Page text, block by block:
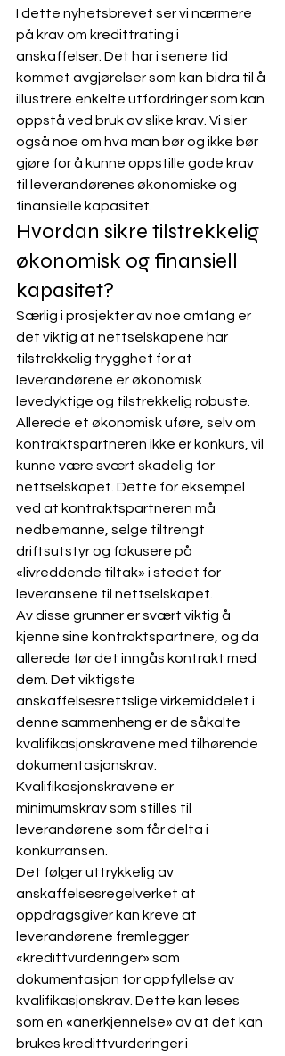
I dette nyhetsbrevet ser vi nærmere
på krav om kredittrating i
anskaffelser. Det har i senere tid
kommet avgjørelser som kan bidra til å
illustrere enkelte utfordringer som kan
oppstå ved bruk av slike krav. Vi sier
også noe om hva man bør og ikke bør
gjøre for å kunne oppstille gode krav
til leverandørenes økonomiske og
finansielle kapasitet.
Hvordan sikre tilstrekkelig
økonomisk og finansiell
kapasitet?
Særlig i prosjekter av noe omfang er
det viktig at nettselskapene har
tilstrekkelig trygghet for at
leverandørene er økonomisk
levedyktige og tilstrekkelig robuste.
Allerede et økonomisk uføre, selv om
kontraktspartneren ikke er konkurs, vil
kunne være svært skadelig for
nettselskapet. Dette for eksempel
ved at kontraktspartneren må
nedbemanne, selge tiltrengt
driftsutstyr og fokusere på
«livreddende tiltak» i stedet for
leveransene til nettselskapet.
Av disse grunner er svært viktig å
kjenne sine kontraktspartnere, og da
allerede før det inngås kontrakt med
dem. Det viktigste
anskaffelsesrettslige virkemiddelet i
denne sammenheng er de såkalte
kvalifikasjonskravene med tilhørende
dokumentasjonskrav.
Kvalifikasjonskravene er
minimumskrav som stilles til
leverandørene som får delta i
konkurransen.
Det følger uttrykkelig av
anskaffelsesregelverket at
oppdragsgiver kan kreve at
leverandørene fremlegger
«kredittvurderinger» som
dokumentasjon for oppfyllelse av
kvalifikasjonskrav. Dette kan leses
som en «anerkjennelse» av at det kan
brukes kredittvurderinger i